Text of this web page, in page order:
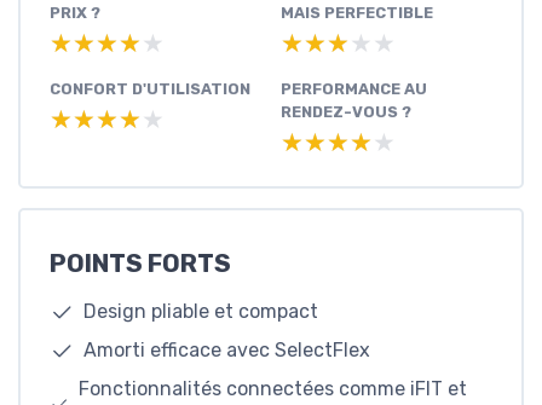
PRIX ?
★★★★★
★★★★★
MAIS PERFECTIBLE
★★★★★
★★★★★
CONFORT D'UTILISATION
★★★★★
★★★★★
PERFORMANCE AU
RENDEZ-VOUS ?
★★★★★
★★★★★
POINTS FORTS
Design pliable et compact
Amorti efficace avec SelectFlex
Fonctionnalités connectées comme iFIT et